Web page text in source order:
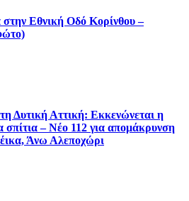
Εθνική Oδό Κορίνθου –
Δυτική Αττική: Εκκενώνεται η
σπίτια – Νέο 112 για απομάκρυνση
Άνω Αλεποχώρι